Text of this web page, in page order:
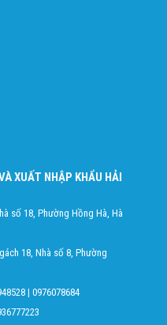
XUẤT NHẬP KHẨU HẢI
số 18, Phường Hồng Hà, Hà
18, Nhà số 8, Phường
| 0976078684